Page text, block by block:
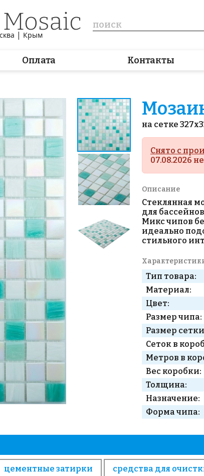
| Крым
Оплата Контакты
на сетке
Снято с
07.08.2026
Описание
Стеклянная
для
Микс чипов
идеально
стильного
Тип товара:
Материал:
Цвет:
Размер чипа:
Размер
Сеток в
Метров в
Вес коробки:
Толщина:
Назначение:
Форма чипа:
цементные затирки средства для